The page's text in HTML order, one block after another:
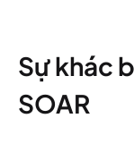
Sự khác
SOAR